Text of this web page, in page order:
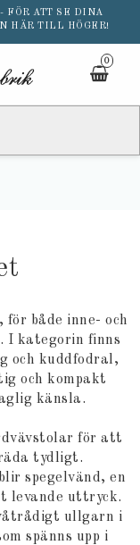
FÖR ATT SE DINA
HÄR TILL HÖGER!
0
både inne- och
I kategorin finns
och kuddfodral,
och kompakt
känsla.
för att
tydligt.
spegelvänd, en
levande uttryck.
ullgarn i
spänns upp i